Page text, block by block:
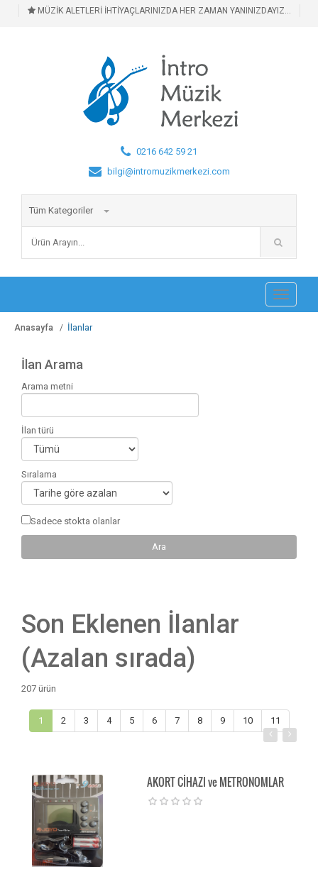
MÜZİK ALETLERİ İHTİYAÇLARINIZDA HER ZAMAN YANINIZDAYIZ...
0216 642 59 21
bilgi@intromuzikmerkezi.com
Tüm Kategoriler
Toggle
Anasayfa İlanlar
İlan Arama
Arama metni
İlan türü
Sıralama
Sadece stokta olanlar
Son Eklenen İlanlar
(Azalan sırada)
207 ürün
1 2 3 4 5 6 7 8 9 10 11
AKORT CİHAZI ve METRONOMLAR